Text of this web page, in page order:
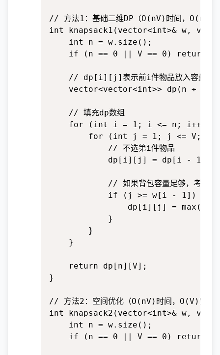
// 方法1：基础二维DP（O(nV)时间，O(nV)
int knapsack1(vector<int>& w,
    int n = w.size();
if (n == 0 || V == 0) return
// dp[i][j]表示前i件物品放入容量为j
vector<vector<int>> dp(n + 1,
    // 填充dp数组
    for (int i = 1; i <= n; i++) {
for (int j = 1; j <= V;
            // 不选第i件物品
dp[i][j] = dp[i -
// 如果背包容量足够，考虑选
if (j >= w[i - 1]) {  //
dp[i][j] =
            }
        }
    }
    return dp[n][V];
}
// 方法2：空间优化（O(nV)时间，O(V)空间
int knapsack2(vector<int>& w,
    int n = w.size();
if (n == 0 || V == 0) return